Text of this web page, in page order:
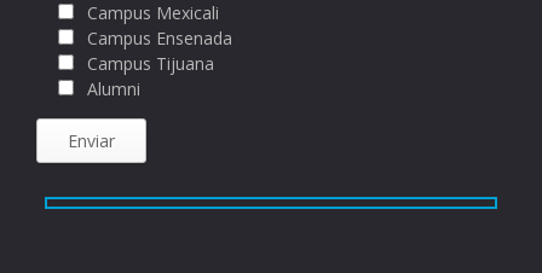
Campus Mexicali
Campus Ensenada
Campus Tijuana
Alumni